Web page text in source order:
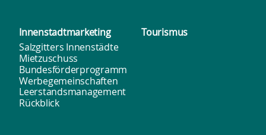
Innenstadt­marketing
Salzgitters Innenstädte
Mietzuschuss
Bundesförderprogramm
Werbegemeinschaften
Leerstandsmanagement
Rückblick
Tourismus